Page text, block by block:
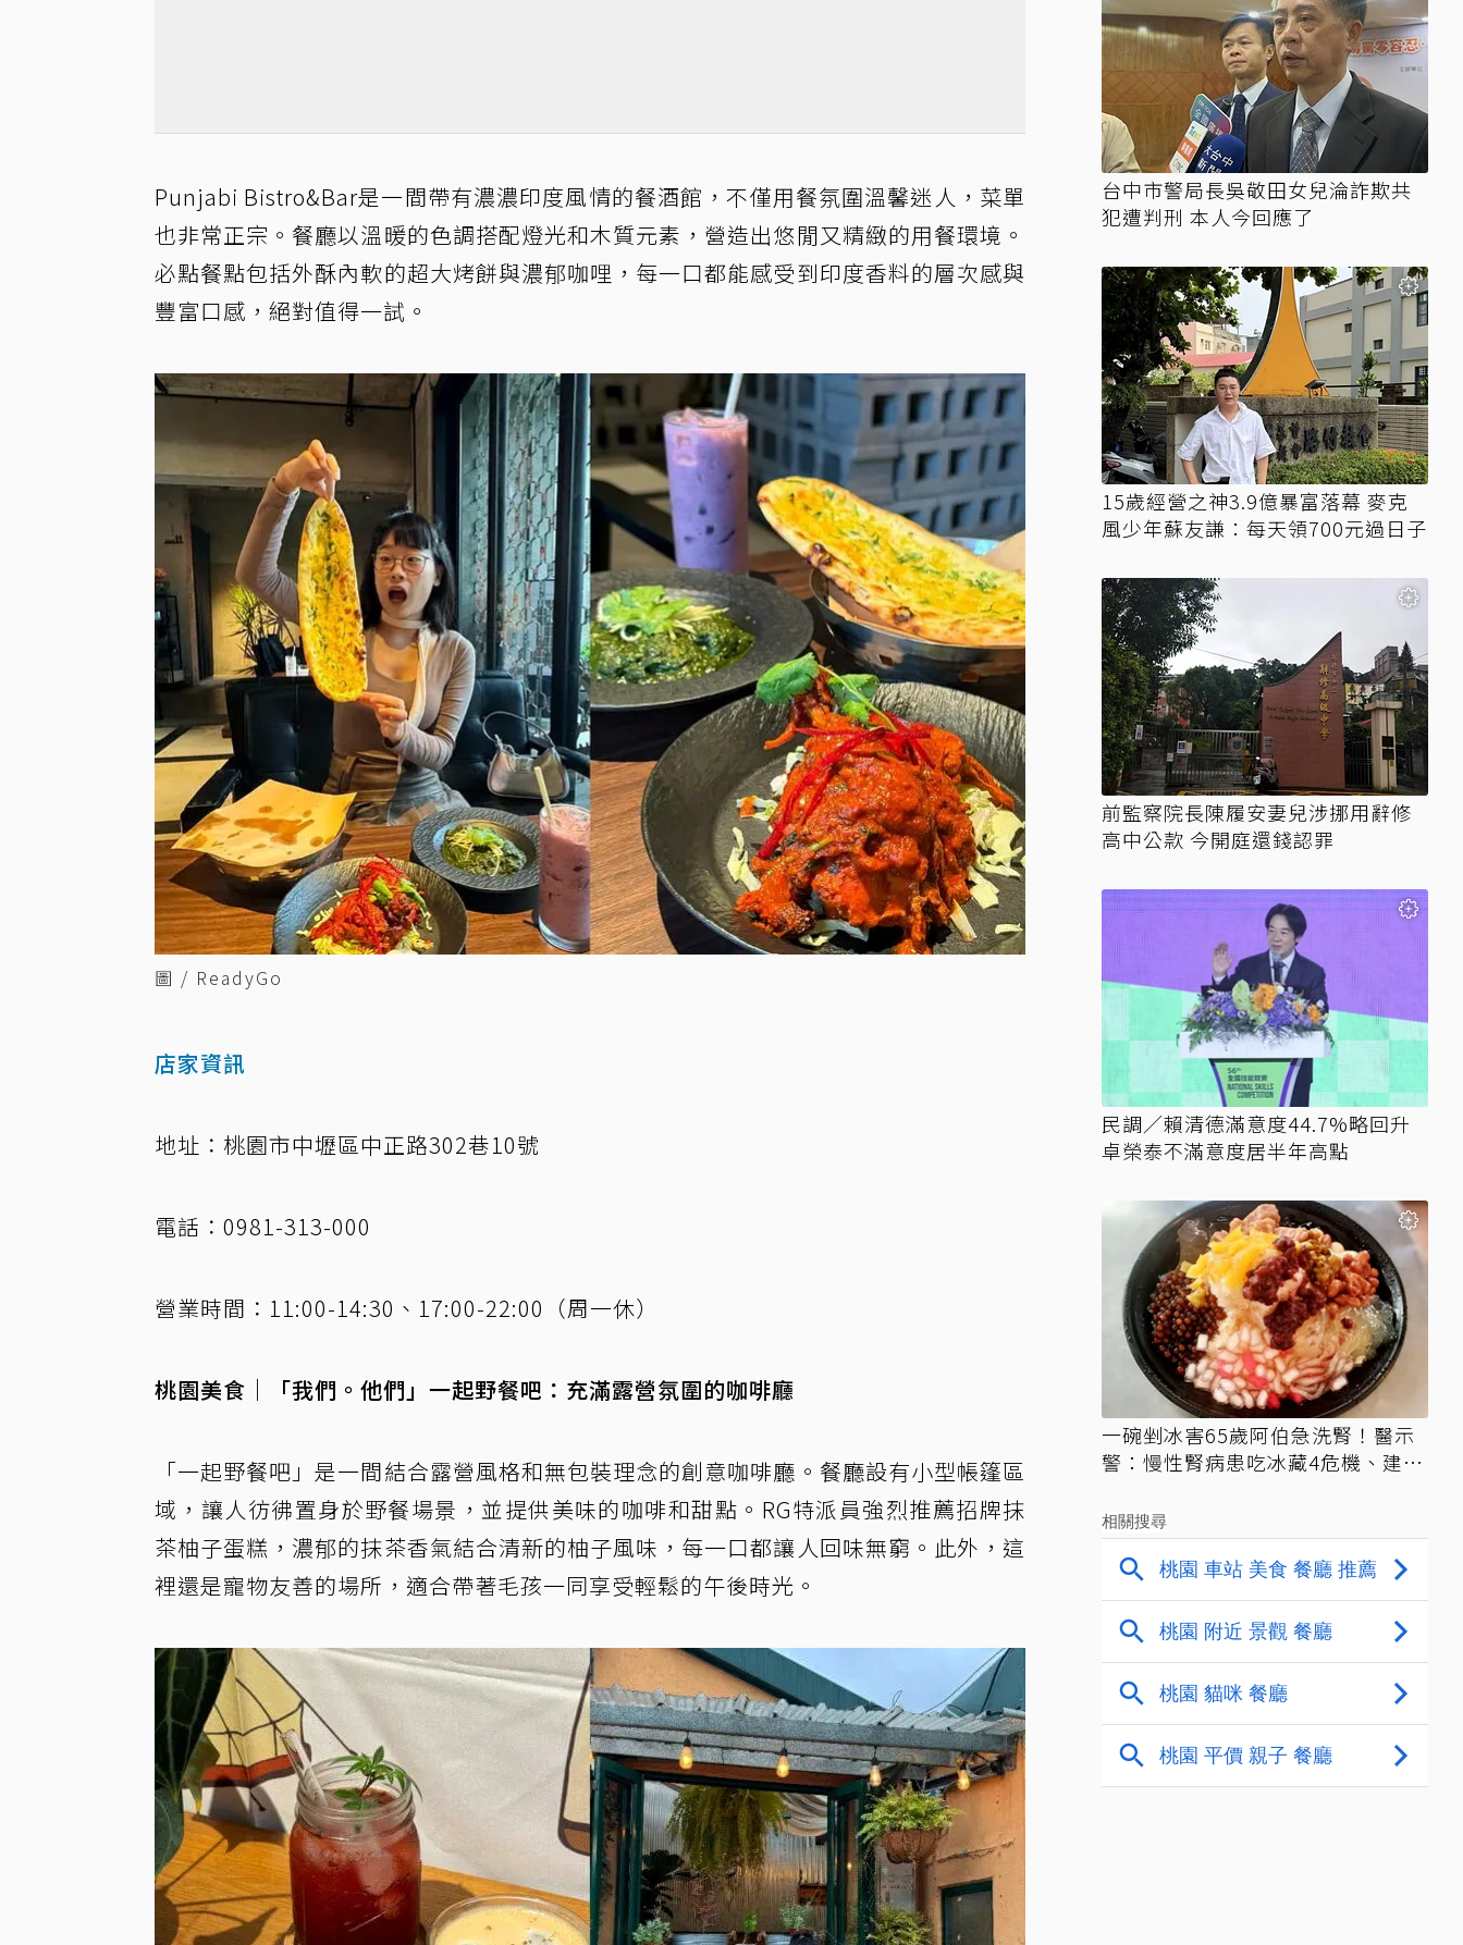
Punjabi Bistro&Bar是一間帶有濃濃印度風情的餐酒館，不僅用餐氛圍溫馨迷人，菜單
也非常正宗。餐廳以溫暖的色調搭配燈光和木質元素，營造出悠閒又精緻的用餐環境。
必點餐點包括外酥內軟的超大烤餅與濃郁咖哩，每一口都能感受到印度香料的層次感與
豐富口感，絕對值得一試。
圖 / ReadyGo
店家資訊
地址：桃園市中壢區中正路302巷10號
電話：0981-313-000
營業時間：11:00-14:30、17:00-22:00（周一休）
桃園美食｜「我們。他們」一起野餐吧：充滿露營氛圍的咖啡廳
「一起野餐吧」是一間結合露營風格和無包裝理念的創意咖啡廳。餐廳設有小型帳篷區
域，讓人彷彿置身於野餐場景，並提供美味的咖啡和甜點。RG特派員強烈推薦招牌抹
茶柚子蛋糕，濃郁的抹茶香氣結合清新的柚子風味，每一口都讓人回味無窮。此外，這
裡還是寵物友善的場所，適合帶著毛孩一同享受輕鬆的午後時光。
台中市警局長吳敬田女兒淪詐欺共
犯遭判刑 本人今回應了
15歲經營之神3.9億暴富落幕 麥克
風少年蘇友謙：每天領700元過日子
前監察院長陳履安妻兒涉挪用辭修
高中公款 今開庭還錢認罪
民調／賴清德滿意度44.7%略回升
卓榮泰不滿意度居半年高點
一碗剉冰害65歲阿伯急洗腎！醫示
警：慢性腎病患吃冰藏4危機、建議